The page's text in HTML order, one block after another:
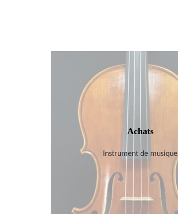
Achats
Instrument de musique